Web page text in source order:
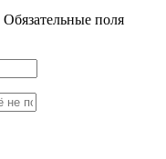
Обязательные поля